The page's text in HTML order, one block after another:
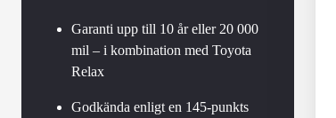
Garanti upp till 10 år eller 20 000
mil – i kombination med Toyota
Relax
Godkända enligt en 145-punkts